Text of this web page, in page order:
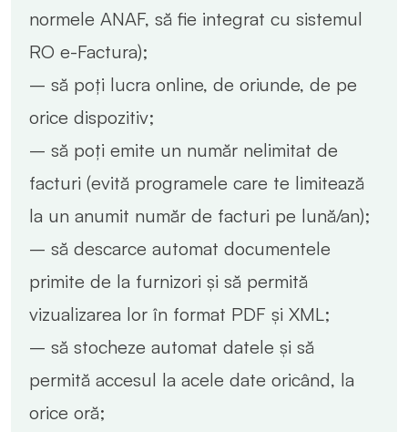
normele ANAF, să fie integrat cu sistemul
RO e-Factura);
– să poți lucra online, de oriunde, de pe
orice dispozitiv;
– să poți emite un număr nelimitat de
facturi (evită programele care te limitează
la un anumit număr de facturi pe lună/an);
– să descarce automat documentele
primite de la furnizori și să permită
vizualizarea lor în format PDF și XML;
– să stocheze automat datele și să
permită accesul la acele date oricând, la
orice oră;